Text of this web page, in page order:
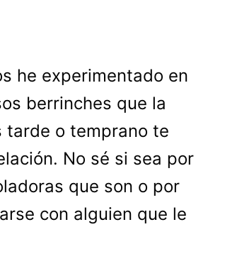
he experimentado en
berrinches que la
tarde o temprano te
No sé si sea por
que son o por
con alguien que le